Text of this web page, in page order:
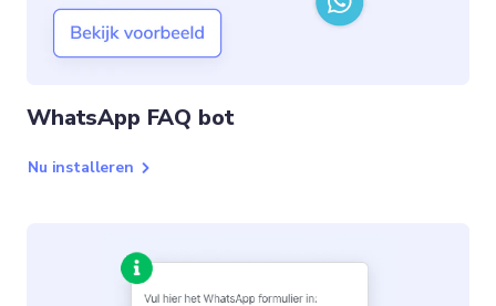
WhatsApp FAQ bot
Nu installeren